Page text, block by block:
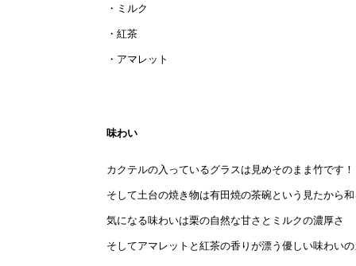
・ミルク
・紅茶
・アマレット
味わい
カクテルの入っているグラスは見めそのまま竹です
そして土台の焼き物は有田焼の茶碗という見たから
気になる味わいは栗の自然な甘さとミルクの濃厚さ
そしてアマレットと紅茶の香りが漂う優しい味わい